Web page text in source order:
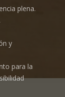
plena.
y
para la